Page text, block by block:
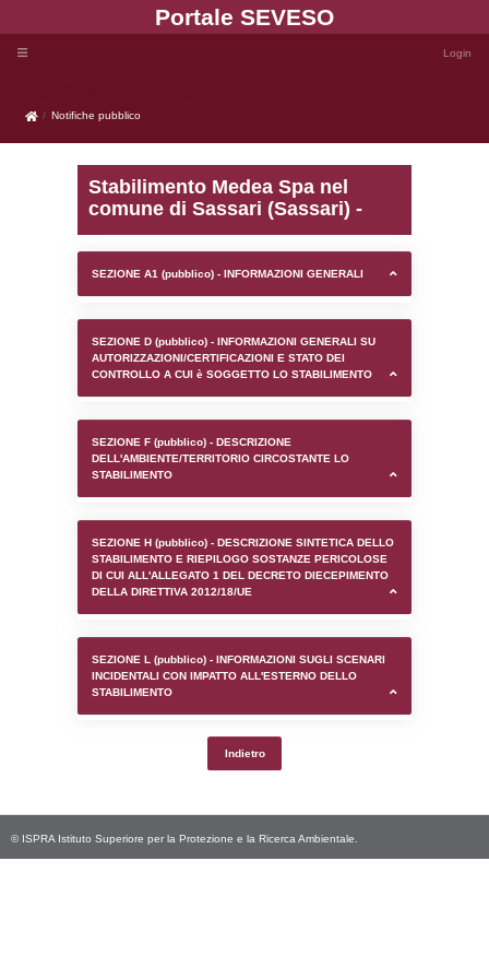
Portale
Notifiche pubblico
Notifiche pubblico
Stabilimento Medea
comune di Sassari
SEZIONE A1 (pubblico) - INFORMAZIONI
SEZIONE D (pubblico) - INFORMAZIONI
AUTORIZZAZIONI/CERTIFICAZIONI E
CONTROLLO A CUI è SOGGETTO LO
SEZIONE F (pubblico) - DESCRIZIONE
SEZIONE H (pubblico) - DESCRIZIONE
STABILIMENTO E RIEPILOGO SOSTANZE